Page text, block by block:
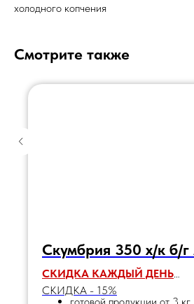
холодного копчения
Смотрите также
Скумбрия 350 х/к б/г
СКИДКА КАЖДЫЙ ДЕНЬ
СКИДКА - 15%